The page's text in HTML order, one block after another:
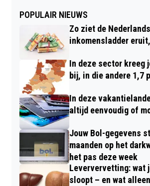
POPULAIR NIEUWS
Zo ziet de
inkomensladder
In deze sector kreeg
bij, in die andere 1,7
In deze
altijd eenvoudig of
Jouw Bol-gegevens
maanden op het
het pas deze week
Leververvetting: wat
sloopt – en wat